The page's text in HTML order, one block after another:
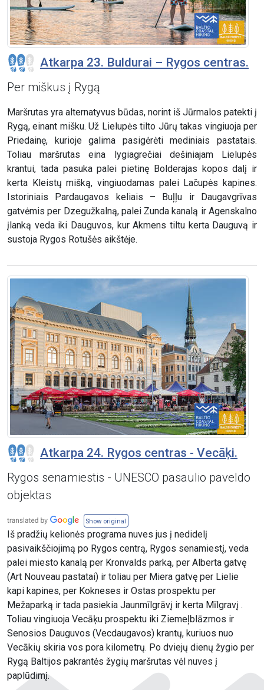
Atkarpa 23. Buldurai – Rygos centras.
Per miškus į Rygą
Maršrutas yra alternatyvus būdas, norint iš Jūrmalos patekti į
Rygą, einant mišku. Už Lielupės tilto Jūrų takas vingiuoja per
Priedainę, kurioje galima pasigėrėti mediniais pastatais.
Toliau maršrutas eina lygiagrečiai dešiniajam Lielupės
krantui, tada pasuka palei pietinę Bolderajas kopos dalį ir
kerta Kleistų mišką, vingiuodamas palei Lačupės kapines.
Istoriniais Pardaugavos keliais – Buļļu ir Daugavgrīvas
gatvėmis per Dzegužkalną, palei Zunda kanalą ir Agenskalno
įlanką veda iki Dauguvos, kur Akmens tiltu kerta Dauguvą ir
sustoja Rygos Rotušės aikštėje.
Atkarpa 24. Rygos centras - Vecāķi.
Rygos senamiestis - UNESCO pasaulio paveldo
objektas
Show original
Iš pradžių kelionės programa nuves jus į nedidelį
pasivaikščiojimą po Rygos centrą, Rygos senamiestį, veda
palei miesto kanalą per Kronvalds parką, per Alberta gatvę
(Art Nouveau pastatai) ir toliau per Miera gatvę per Lielie
kapi kapines, per Kokneses ir Ostas prospektu per
Mežaparką ir tada pasiekia Jaunmīlgrāvį ir kerta Mīlgravį .
Toliau vingiuoja Vecāķu prospektu iki Ziemeļblāzmos ir
Senosios Dauguvos (Vecdaugavos) krantų, kuriuos nuo
Vecākių skiria vos pora kilometrų. Po dviejų dienų žygio per
Rygą Baltijos pakrantės žygių maršrutas vėl nuves į
paplūdimį.